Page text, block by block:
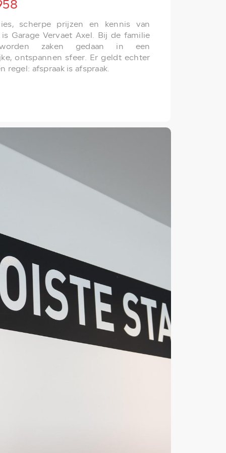
scherpe prijzen en kennis van
Garage Vervaet Axel. Bij de familie
zaken gedaan in een
ontspannen sfeer. Er geldt echter
regel: afspraak is afspraak.